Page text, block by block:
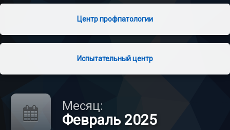
Центр профпатологии
Испытательный центр
Месяц:
Февраль 2025